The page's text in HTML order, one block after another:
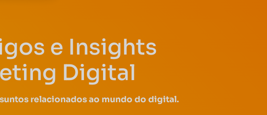
e Insights
Digital
relacionados ao mundo do digital.